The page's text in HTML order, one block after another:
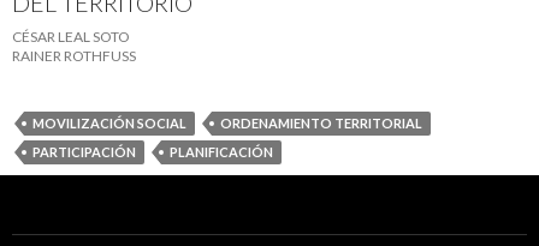
CÉSAR LEAL SOTO
RAINER ROTHFUSS
MOVILIZACIÓN SOCIAL
ORDENAMIENTO TERRITORIAL
PARTICIPACIÓN
PLANIFICACIÓN